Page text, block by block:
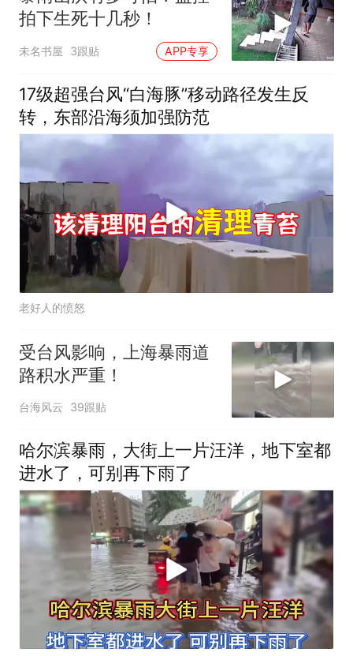
拍下生死十几秒！
未名书屋 3跟贴 APP专享
17级超强台风“白海豚”移动路径发生反
转，东部沿海须加强防范
老好人的愤怒
受台风影响，上海暴雨道
路积水严重！
台海风云 39跟贴
哈尔滨暴雨，大街上一片汪洋，地下室都
进水了，可别再下雨了